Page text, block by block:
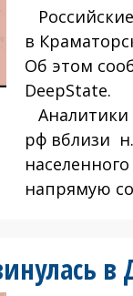
в
Об этом
DeepState.
рф вблизи
напрямую
в